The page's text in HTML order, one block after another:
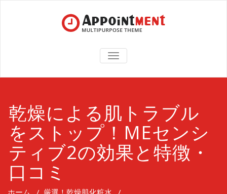
TOGGLE
NAVIGATION
乾燥による肌トラブル
をストップ！MEセンシ
ティブ2の効果と特徴・
口コミ
ホーム / 厳選！乾燥肌化粧水 /